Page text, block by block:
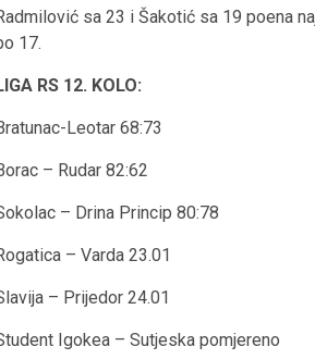
sa 23 i Šakotić sa 19 poena
17.
RS 12. KOLO:
Leotar 68:73
– Rudar 82:62
– Drina Princip 80:78
– Varda 23.01
– Prijedor 24.01
Igokea – Sutjeska pomjereno